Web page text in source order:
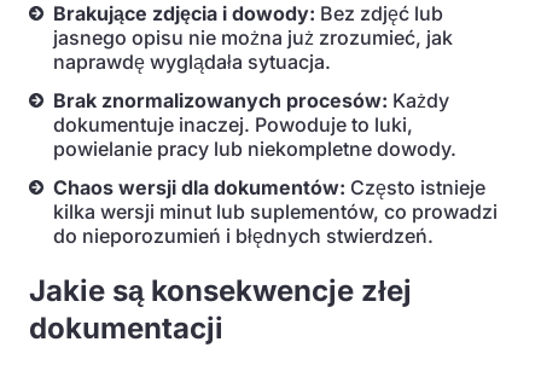
Brakujące zdjęcia i dowody: Bez zdjęć lub
jasnego opisu nie można już zrozumieć, jak
naprawdę wyglądała sytuacja.
Brak znormalizowanych procesów: Każdy
dokumentuje inaczej. Powoduje to luki,
powielanie pracy lub niekompletne dowody.
Chaos wersji dla dokumentów: Często istnieje
kilka wersji minut lub suplementów, co prowadzi
do nieporozumień i błędnych stwierdzeń.
Jakie są konsekwencje złej
dokumentacji